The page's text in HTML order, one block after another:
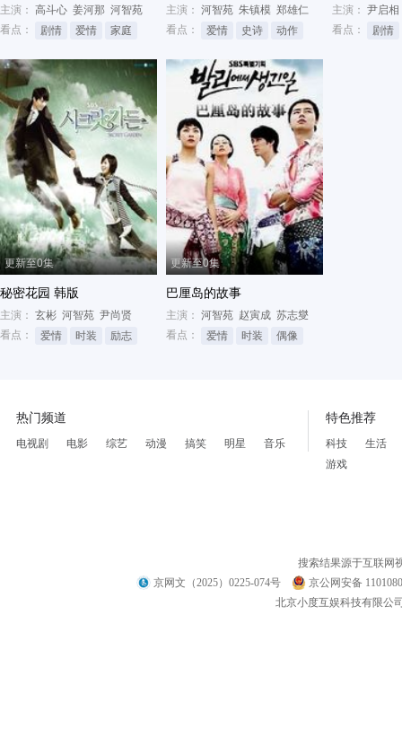
主演： 高斗心 姜河那 河智苑
看点：
剧情 爱情 家庭
主演： 河智苑 朱镇模 郑雄仁
看点：
爱情 史诗 动作
主演： 尹启相
看点：
剧情
更新至0集
秘密花园 韩版
主演： 玄彬 河智苑 尹尚贤
看点：
爱情 时装 励志
更新至0集
巴厘岛的故事
主演： 河智苑 赵寅成 苏志燮
看点：
爱情 时装 偶像
热门频道
电视剧 电影 综艺 动漫 搞笑 明星 音乐
特色推荐
科技
生活
游戏
搜索结果源于互联网
京网文（2025）0225-074号
京公网安备
北京小度互娱科技有限公